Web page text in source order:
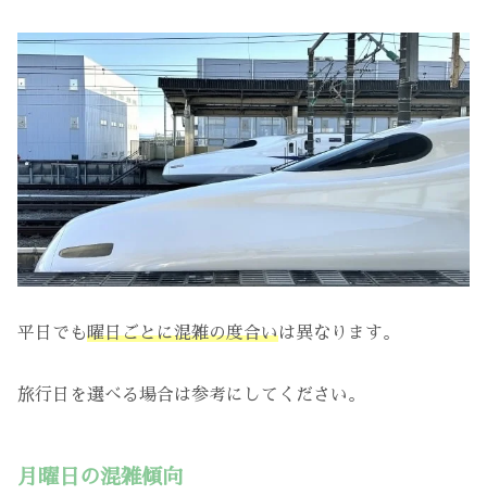
平日でも曜日ごとに混雑の度合いは異なります。
旅行日を選べる場合は参考にしてください。
月曜日の混雑傾向